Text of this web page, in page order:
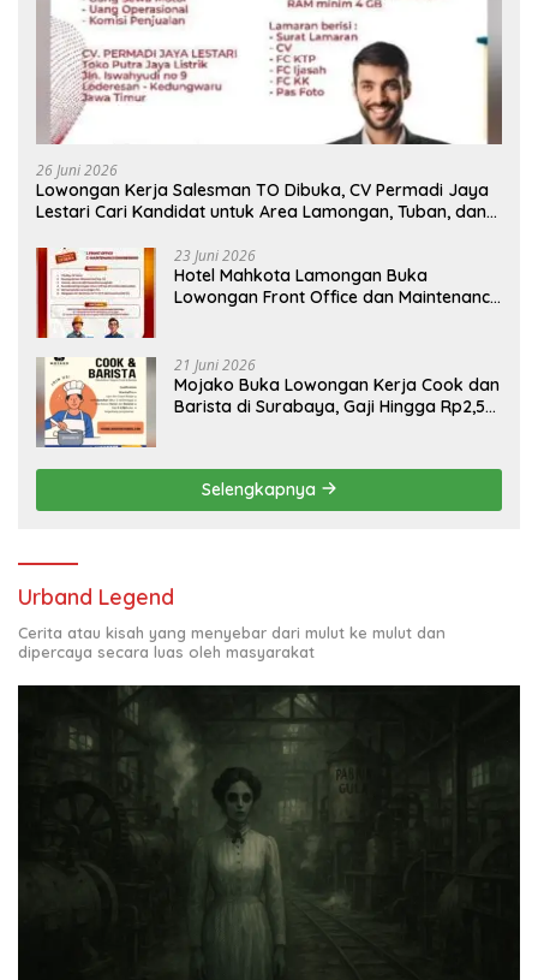
26 Juni 2026
Lowongan Kerja Salesman TO Dibuka, CV Permadi Jaya
Lestari Cari Kandidat untuk Area Lamongan, Tuban, dan
23 Juni 2026
Hotel Mahkota Lamongan Buka
Lowongan Front Office dan Maintenance
21 Juni 2026
Mojako Buka Lowongan Kerja Cook dan
Barista di Surabaya, Gaji Hingga Rp2,5
Selengkapnya
Urband Legend
Cerita atau kisah yang menyebar dari mulut ke mulut dan
dipercaya secara luas oleh masyarakat